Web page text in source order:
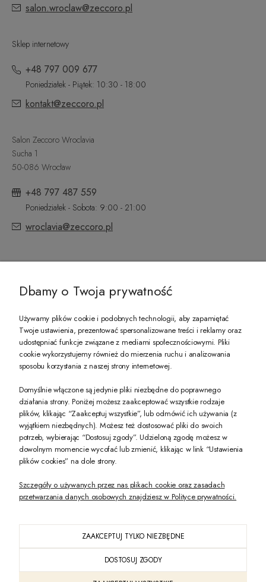
salon.wroclaw@zeccoro.pl
Sklep internetowy
+48 797 009 677
Poniedziałek - Piątek: 10:30 - 18:00
kontakt@zeccoro.pl
Salon Zeccoro Wroclavia
Sucha 1
50-086 Wrocław
+48 797 487 559
Poniedziałek - Sobota: 9:00 - 21:00
wroclavia@zeccoro.pl
PREZENT DLA CIEBIE!
-10% na pierwsze zakupy na zeccoro.pl Gdy zapiszesz się do naszego
Twoje dane będą przetwarzane zgodnie z nasząpolityką prywatności
POKAŻ PEŁNĄ WERSJĘ STRONY
PL
Dbamy o Twoja prywatność
Używamy plików cookie i podobnych technologii, aby zapamiętać
Twoje ustawienia, prezentować spersonalizowane treści i reklamy oraz
udostępniać funkcje związane z mediami społecznościowymi. Pliki
cookie wykorzystujemy również do mierzenia ruchu i analizowania
sposobu korzystania z naszej strony internetowej.
Domyślnie włączone są jedynie pliki niezbędne do poprawnego
działania strony. Poniżej możesz zaakceptować wszystkie rodzaje
plików, klikając “Zaakceptuj wszystkie”, lub odmówić ich używania (z
wyjątkiem niezbędnych). Możesz też dostosować pliki do swoich
potrzeb, wybierając “Dostosuj zgody”. Udzieloną zgodę możesz w
dowolnym momencie wycofać lub zmienić, klikając w link “Ustawienia
plików cookies” na dole strony.
Szczegóły o używanych przez nas plikach cookie oraz zasadach
przetwarzania danych osobowych znajdziesz w Polityce prywatności.
ZAAKCEPTUJ TYLKO NIEZBĘDNE
DOSTOSUJ ZGODY